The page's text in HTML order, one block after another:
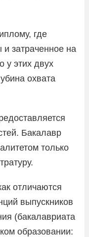
где
затраченное на
у этих двух
охвата
Бакалавр
только
отличаются
выпускников
(бакалавриата
образовании: